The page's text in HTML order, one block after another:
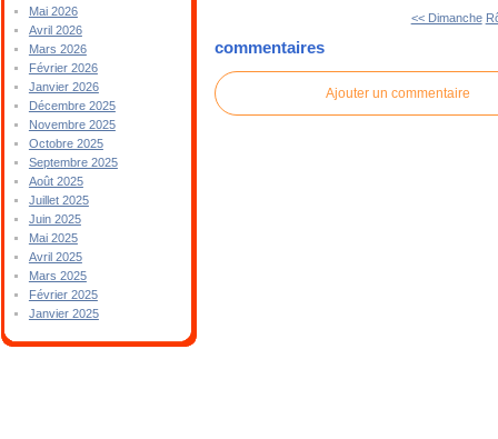
Mai 2026
Avril 2026
Mars 2026
Février 2026
Janvier 2026
Décembre 2025
Novembre 2025
Octobre 2025
Septembre 2025
Août 2025
Juillet 2025
Juin 2025
Mai 2025
Avril 2025
Mars 2025
Février 2025
Janvier 2025
<< Dimanche
commentaires
Ajouter un commentaire